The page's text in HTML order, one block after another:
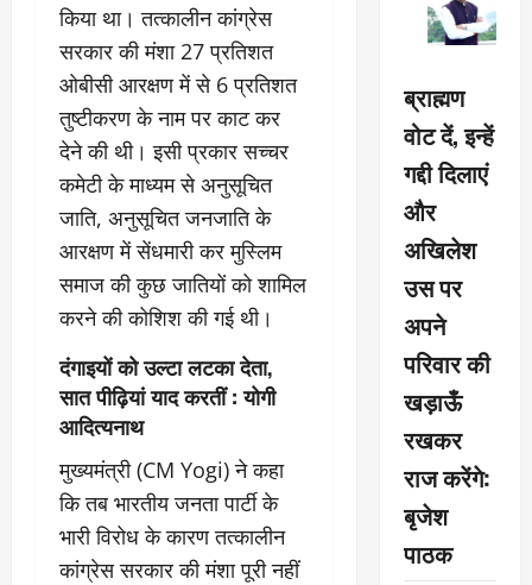
किया था। तत्कालीन कांग्रेस
सरकार की मंशा 27 प्रतिशत
ओबीसी आरक्षण में से 6 प्रतिशत
तुष्टीकरण के नाम पर काट कर
देने की थी। इसी प्रकार सच्चर
कमेटी के माध्यम से अनुसूचित
जाति, अनुसूचित जनजाति के
आरक्षण में सेंधमारी कर मुस्लिम
समाज की कुछ जातियों को शामिल
करने की कोशिश की गई थी।
दंगाइयों को उल्टा लटका देता,
सात पीढ़ियां याद करतीं : योगी
आदित्यनाथ
मुख्यमंत्री (CM Yogi) ने कहा
कि तब भारतीय जनता पार्टी के
भारी विरोध के कारण तत्कालीन
कांग्रेस सरकार की मंशा पूरी नहीं
ब्राह्मण
वोट दें, इन्हें
गद्दी दिलाएं
और
अखिलेश
उस पर
अपने
परिवार की
खड़ाऊँ
रखकर
राज करेंगे:
बृजेश
पाठक